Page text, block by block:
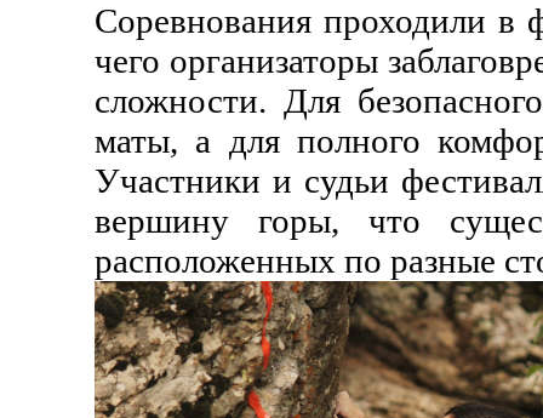
Соревнования проходили в
чего организаторы
сложности. Для
маты, а для полного
Участники и судьи
вершину горы, что
расположенных по разные